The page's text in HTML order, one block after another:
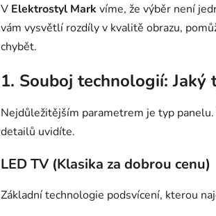
V Elektrostyl Mark víme, že výběr není
vám vysvětlí rozdíly v kvalitě obrazu,
chybět.
1. Souboj technologií:
Nejdůležitějším parametrem je typ
detailů uvidíte.
LED TV (Klasika za dobrou cenu)
Základní technologie podsvícení, kterou